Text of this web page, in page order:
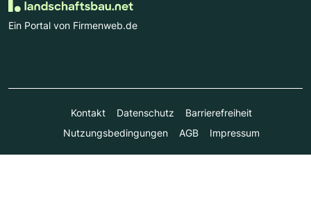
Ein Portal von Firmenweb.de
Kontakt Datenschutz
Barrierefreiheit
Nutzungsbedingungen
AGB Impressum